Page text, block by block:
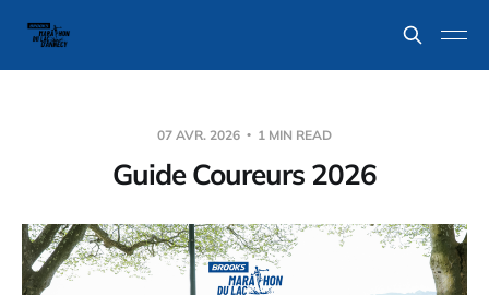
07 AVR. 2026 1 MIN READ
Guide Coureurs 2026